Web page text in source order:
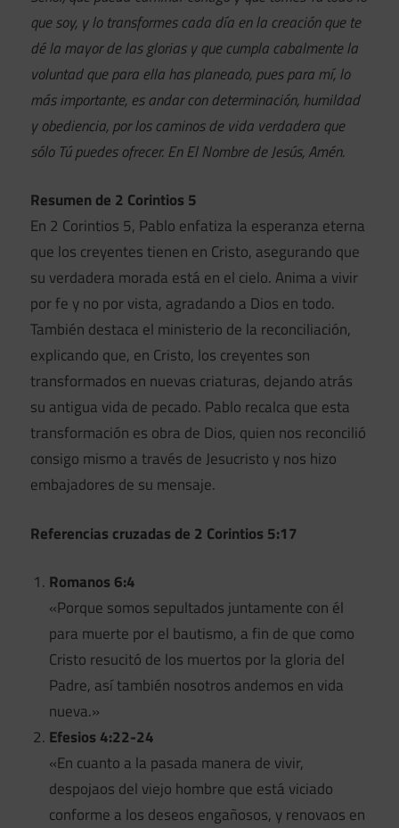
que soy, y lo transformes cada día en la creación que te
dé la mayor de las glorias y que cumpla cabalmente la
voluntad que para ella has planeado, pues para mí, lo
más importante, es andar con determinación, humildad
y obediencia, por los caminos de vida verdadera que
sólo Tú puedes ofrecer. En El Nombre de Jesús, Amén.
Resumen de 2 Corintios 5
En 2 Corintios 5, Pablo enfatiza la esperanza eterna
que los creyentes tienen en Cristo, asegurando que
su verdadera morada está en el cielo. Anima a vivir
por fe y no por vista, agradando a Dios en todo.
También destaca el ministerio de la reconciliación,
explicando que, en Cristo, los creyentes son
transformados en nuevas criaturas, dejando atrás
su antigua vida de pecado. Pablo recalca que esta
transformación es obra de Dios, quien nos reconcilió
consigo mismo a través de Jesucristo y nos hizo
embajadores de su mensaje.
Referencias cruzadas de 2 Corintios 5:17
Romanos 6:4
«Porque somos sepultados juntamente con él
para muerte por el bautismo, a fin de que como
Cristo resucitó de los muertos por la gloria del
Padre, así también nosotros andemos en vida
nueva.»
Efesios 4:22-24
«En cuanto a la pasada manera de vivir,
despojaos del viejo hombre que está viciado
conforme a los deseos engañosos, y renovaos en